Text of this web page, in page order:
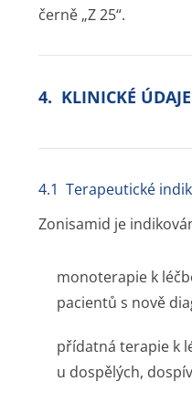
černě „Z 25“.
4. KLINICKÉ ÚDAJE
4.1 Terapeutické
Zonisamid je
monoterapie k
pacientů s nově
přídatná terapie k
u dospělých,